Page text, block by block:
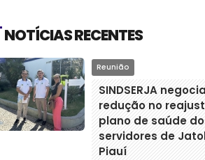
NOTÍCIAS RECENTES
Reunião
SINDSERJA
redução no
plano de saúde
servidores de
Piauí